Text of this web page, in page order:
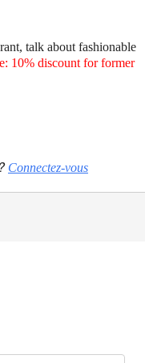
talk about fashionable
10% discount for former
Connectez-vous